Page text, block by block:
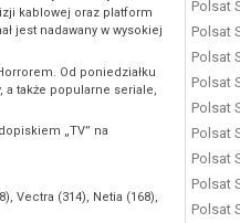
Polsat
Polsat
Polsat
Polsat
Polsat
Polsat
Polsat
Polsat
kablowej oraz platform
jest nadawany w wysokiej
Od poniedziałku
także popularne seriale,
„TV” na
Vectra (314), Netia (168),